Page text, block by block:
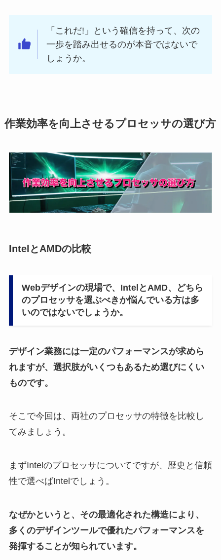
「これだ!」という確信を持って、次の
一歩を踏み出せるのが本音ではないで
しょうか。
作業効率を向上させるプロセッサの選び方
IntelとAMDの比較
Webデザインの現場で、IntelとAMD、どちら
のプロセッサを選ぶべきか悩んでいる方は多
いのではないでしょうか。
デザイン業務には一定のパフォーマンスが求めら
れますが、選択肢がいくつもあるため選びにくい
ものです。
そこで今回は、両社のプロセッサの特徴を比較し
てみましょう。
まずIntelのプロセッサについてですが、歴史と信頼
性で選べばIntelでしょう。
なぜかというと、その最適化された構造により、
多くのデザインツールで優れたパフォーマンスを
発揮することが知られています。